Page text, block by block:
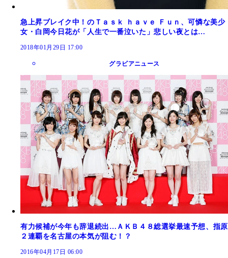
急上昇ブレイク中！のＴａｓｋ ｈａｖｅ Ｆｕｎ、可憐な美少
女・白岡今日花が「人生で一番泣いた」悲しい夜とは…
2018年01月29日 17:00
グラビアニュース
有力候補が今年も辞退続出…ＡＫＢ４８総選挙最速予想、指原
２連覇を名古屋の本気が阻む！？
2016年04月17日 06:00